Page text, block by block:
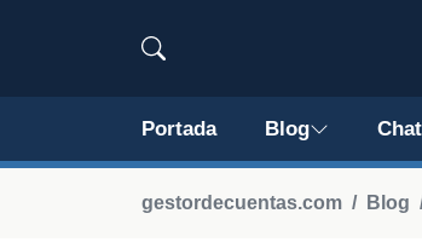
Portada Blog Chat
gestordecuentas.com Blog